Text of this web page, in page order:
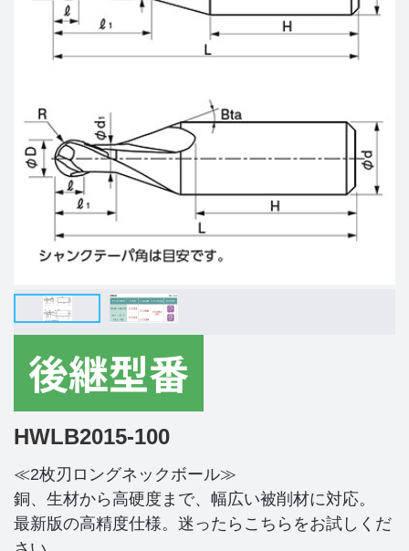
HWLB2015-100
≪2枚刃ロングネックボール≫
銅、生材から高硬度まで、幅広い被削材に対応。
最新版の高精度仕様。迷ったらこちらをお試しくだ